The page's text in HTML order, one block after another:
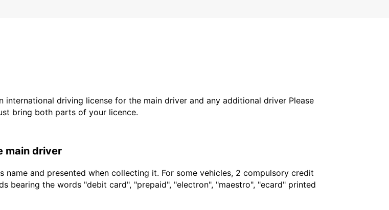
driving license for the main driver and any additional driver Please
bring both parts of your licence.
main driver
and presented when collecting it. For some vehicles, 2 compulsory credit
bearing the words "debit card", "prepaid", "electron", "maestro", "ecard" printed